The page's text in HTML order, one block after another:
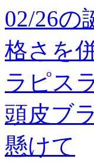
02/26の
格さを
ラピス
頭皮ブ
懸けて